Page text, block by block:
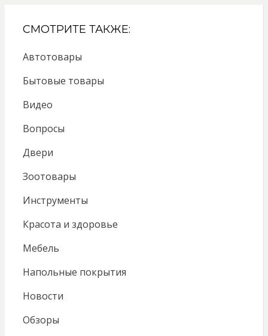
СМОТРИТЕ ТАКЖЕ:
Автотовары
Бытовые товары
Видео
Вопросы
Двери
Зоотовары
Инструменты
Красота и здоровье
Мебель
Напольные покрытия
Новости
Обзоры